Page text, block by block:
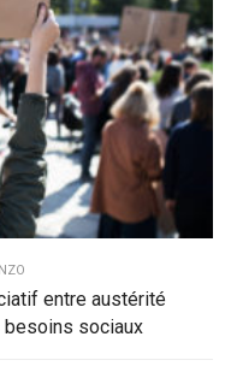
entre austérité
besoins sociaux